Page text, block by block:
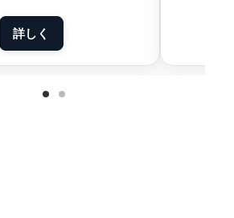
詳しく